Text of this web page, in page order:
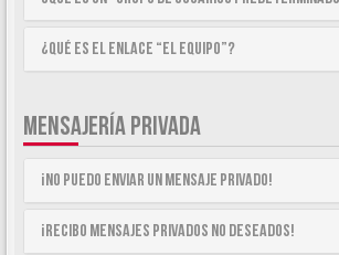
¿Qué es el enlace “El equipo”?
MENSAJERÍA PRIVADA
¡No puedo enviar un mensaje privado!
¡Recibo mensajes privados no deseados!